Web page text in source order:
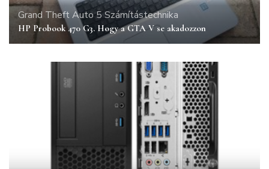
Grand Theft Auto 5 Számítástechnika
HP Probook 470 G3. Hogy a GTA V se akadozzon